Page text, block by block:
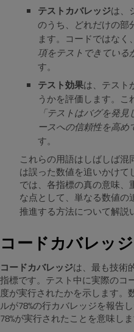
テストカバレッジは、
のうち、どれだけの部
ます。コードではなく、
項をテストできている
す。
テスト効果は、テスト
うかを評価します。こ
「テストはバグを発
ースへの信頼性を高め
す。
これらの用語はしばしば
は誤った数値を追いかけ
では、各指標の真の意味
な点として、単なる数値の
推進する方法について解説
コードカバレッ
コードカバレッジは、最も技術
指標です。テスト中に実際のコ
度が実行されたかを示します。
ルが78%の行カバレッジを報告
78%が実行されたことを意味しま